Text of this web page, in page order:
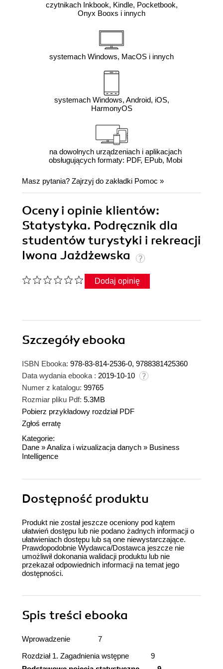
czytnikach Inkbook, Kindle, Pocketbook,
Onyx Booxs i innych
systemach Windows, MacOS i innych
systemach Windows, Android, iOS,
HarmonyOS
na dowolnych urządzeniach i aplikacjach
obsługujących formaty: PDF, EPub, Mobi
Masz pytania? Zajrzyj do zakładki Pomoc »
Oceny i opinie klientów:
Statystyka. Podręcznik dla
studentów turystyki i rekreacji
Iwona Jażdżewska
Dodaj opinię
Szczegółyebooka
ISBN Ebooka: 978-83-814-2536-0, 9788381425360
Data wydania ebooka : 2019-10-10
Numer z katalogu: 99765
Rozmiar pliku Pdf: 5.3MB
Pobierz przykładowy rozdział PDF
Zgłoś erratę
Kategorie:
Dane »Analiza i wizualizacja danych » Business
Intelligence
Dostępność produktu
Produkt nie został jeszcze oceniony pod kątem
ułatwień dostępu lub nie podano żadnych informacji o
ułatwieniach dostępu lub są one niewystarczające.
Prawdopodobnie Wydawca/Dostawca jeszcze nie
umożliwił dokonania walidacji produktu lub nie
przekazał odpowiednich informacji na temat jego
dostępności.
Spis treści ebooka
Wprowadzenie 7
Rozdział 1. Zagadnienia wstępne 9